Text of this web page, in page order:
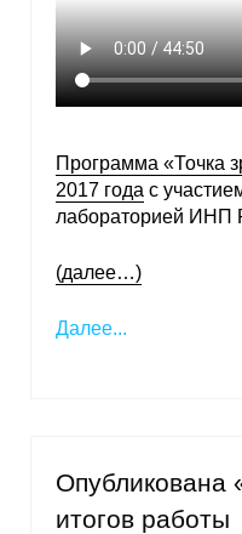
Программа «Точка
2017 года с
лабораторией ИНП
(далее…)
Далее...
Опубликована
итогов работы